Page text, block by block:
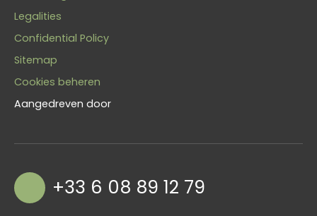
Legalities
Confidential Policy
Sitemap
Cookies beheren
Aangedreven door
+33 6 08 89 12 79